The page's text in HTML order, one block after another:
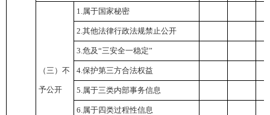
（三）不
予公开
1.属于国家秘密
2.其他法律行政法规禁止公开
3.危及“三安全一稳定”
4.保护第三方合法权益
5.属于三类内部事务信息
6.属于四类过程性信息